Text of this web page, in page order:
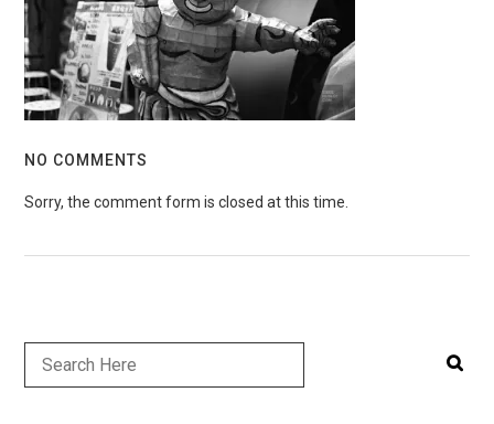
NO COMMENTS
Sorry, the comment form is closed at this time.